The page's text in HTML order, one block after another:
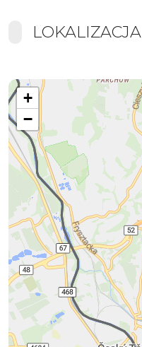
LOKALIZACJA
+
−